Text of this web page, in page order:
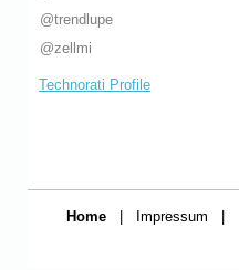
@trendlupe
@zellmi
Technorati Profile
Home Impressum